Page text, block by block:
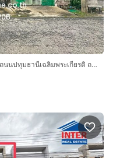
ทาวน์เฮ้าส์ 2 ชั้น 17 ตร.ว. หมู่บ้านปัญชลีวิลล์ ถนนปทุมธานีเฉลิมพระเกียรติ ถนนพัฒนสัมพันธ์ เมืองปทุมธานี ปทุมธานี